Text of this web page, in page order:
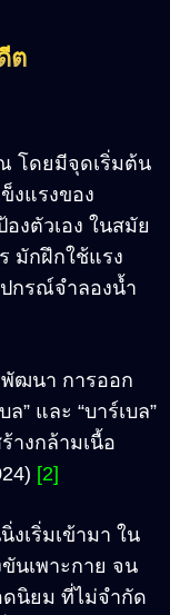
ต
โดยมีจุดเริ่มต้น
งแรงของ
งตัวเอง ในสมัย
มักฝึกใช้แรง
กรณ์จำลองน้ำ
พัฒนา การออก
” และ “บาร์เบล”
างกล้ามเนื้อ
[2]
งเริ่มเข้ามา ใน
นเพาะกาย จน
ดนิยม ที่ไม่จำกัด